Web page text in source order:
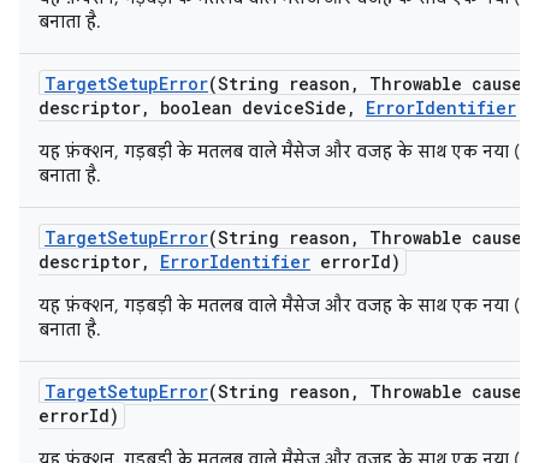
बनाता है.
TargetSetupError(String reason , Throwable cause
descriptor, boolean deviceSide , ErrorIdentifier
यह फ़ंक्शन, गड़बड़ी के मतलब वाले मैसेज और वजह के साथ एक नया
बनाता है.
TargetSetupError(String reason , Throwable cause
descriptor, ErrorIdentifier errorId)
यह फ़ंक्शन, गड़बड़ी के मतलब वाले मैसेज और वजह के साथ एक नया
बनाता है.
TargetSetupError(String reason , Throwable cause
errorId)